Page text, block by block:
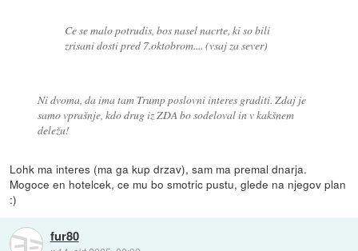
Ce se malo potrudis, bos nasel nacrte, ki so bili
zrisani dosti pred 7.oktobrom.... (vsaj za sever)
Ni dvoma, da ima tam Trump poslovni interes graditi. Zdaj je
samo vprašnje, kdo drug iz ZDA bo sodeloval in v kakšnem
deležu!
Lohk ma interes (ma ga kup drzav), sam ma premal dnarja.
Mogoce en hotelcek, ce mu bo smotric pustu, glede na njegov plan
:)
fur80